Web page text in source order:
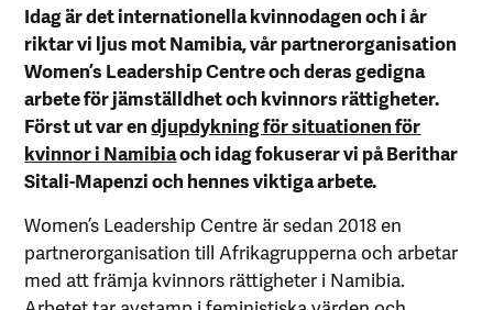
Idag är det internationella kvinnodagen och i år
riktar vi ljus mot Namibia, vår partnerorganisation
Women’s Leadership Centre och deras gedigna
arbete för jämställdhet och kvinnors rättigheter.
Först ut var endjupdykning för situationen för
kvinnor i Namibiaoch idag fokuserar vi på Berithar
Sitali-Mapenzi och hennes viktiga arbete.
Women’s Leadership Centre är sedan 2018 en
partnerorganisation till Afrikagrupperna och arbetar
med att främja kvinnors rättigheter i Namibia.